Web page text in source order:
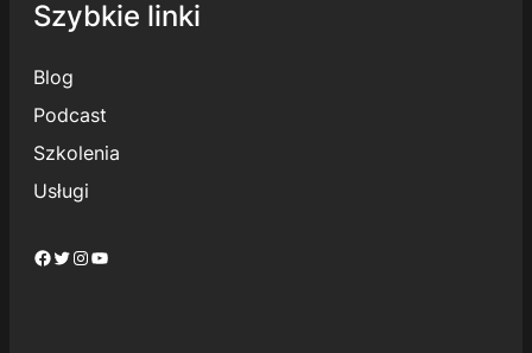
Szybkie linki
Blog
Podcast
Szkolenia
Usługi
Facebook Twitter Instagram YouTube